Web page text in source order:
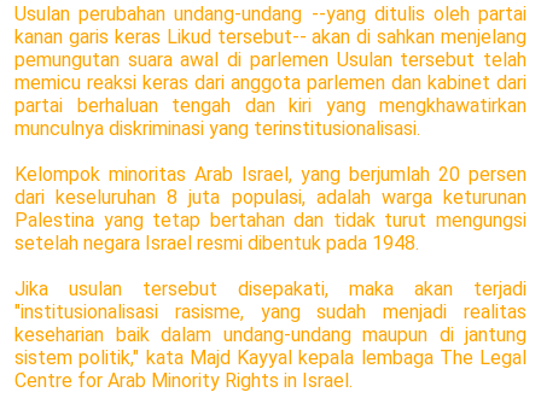
Usulan perubahan undang-undang --yang ditulis oleh partai
kanan garis keras Likud tersebut-- akan di sahkan menjelang
pemungutan suara awal di parlemen Usulan tersebut telah
memicu reaksi keras dari anggota parlemen dan kabinet dari
partai berhaluan tengah dan kiri yang mengkhawatirkan
munculnya diskriminasi yang terinstitusionalisasi.
Kelompok minoritas Arab Israel, yang berjumlah 20 persen
dari keseluruhan 8 juta populasi, adalah warga keturunan
Palestina yang tetap bertahan dan tidak turut mengungsi
setelah negara Israel resmi dibentuk pada 1948.
Jika usulan tersebut disepakati, maka akan terjadi
"institusionalisasi rasisme, yang sudah menjadi realitas
keseharian baik dalam undang-undang maupun di jantung
sistem politik," kata Majd Kayyal kepala lembaga The Legal
Centre for Arab Minority Rights in Israel.